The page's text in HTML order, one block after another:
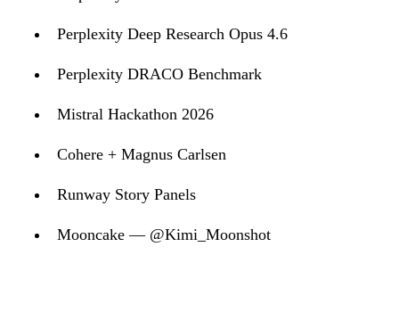
Perplexity Deep Research Opus 4.6
Perplexity DRACO Benchmark
Mistral Hackathon 2026
Cohere + Magnus Carlsen
Runway Story Panels
Mooncake — @Kimi_Moonshot